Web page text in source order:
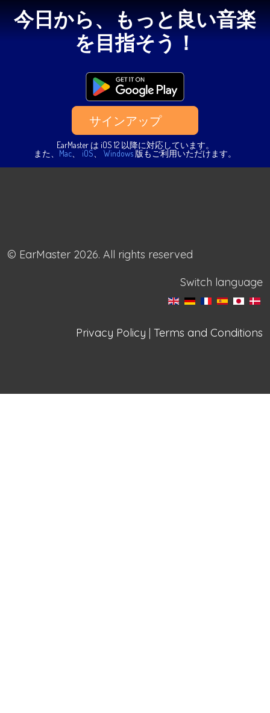
今日から、もっと良い音楽
を目指そう！
サインアップ
EarMaster は iOS 12 以降に対応しています。
また、 Mac iOS Windows 版もご利用いただけます。
© EarMaster 2026. All rights reserved
Switch language
Privacy Policy | Terms and Conditions